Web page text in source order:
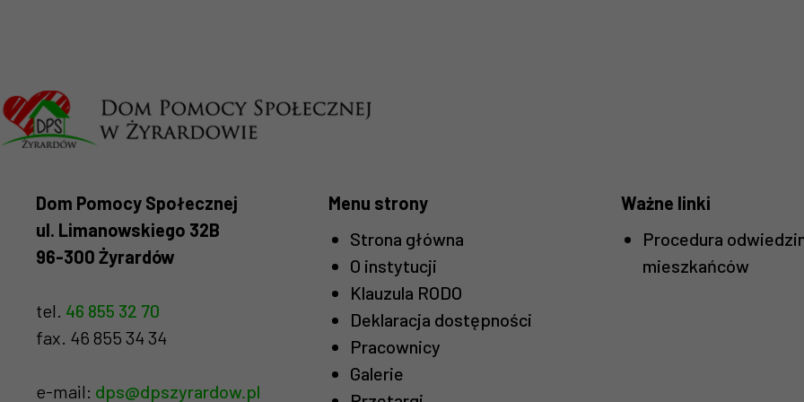
Dom Pomocy Społecznej
ul. Limanowskiego 32B
96-300 Żyrardów
tel. 46 855 32 70
fax. 46 855 34 34
e-mail: dps@dpszyrardow.pl
Menu strony
Strona główna
O instytucji
Klauzula RODO
Deklaracja dostępności
Pracownicy
Galerie
Ważne linki
Procedura
mieszkańców